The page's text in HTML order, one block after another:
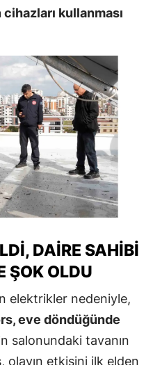
kullanması
DAIRE SAHIBI
ŞOK OLDU
elektrikler nedeniyle,
eve döndüğünde
salonundaki tavanın
olayın etkisini ilk elden